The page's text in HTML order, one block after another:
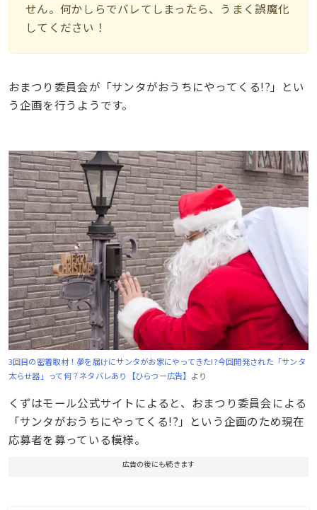
せん。何かしらでバレてしまったら、うまく誤魔化
してください！
おまつり委員会が「サンタがおうちにやってくる!?」とい
う企画を行うようです。
3回目の密着取材！夢を届けにサンタがお家にやってきた!?今回開発された「サンタ
太らせ器」って何？ネタバレあり【ひらつー広告】 より
くずはモール公式サイトによると、おまつり委員会による
「サンタがおうちにやってくる!?」という企画のため現在
応募者を募っている模様。
広告の後にも続きます